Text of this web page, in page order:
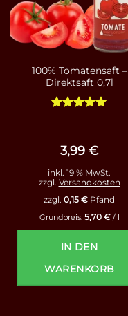
100% Tomatensaft –
Direktsaft 0,7l
3,99 €
inkl. 19 % MwSt.
zzgl. Versandkosten
zzgl. 0,15 € Pfand
Grundpreis: 5,70 €/ l
IN DEN
WARENKORB